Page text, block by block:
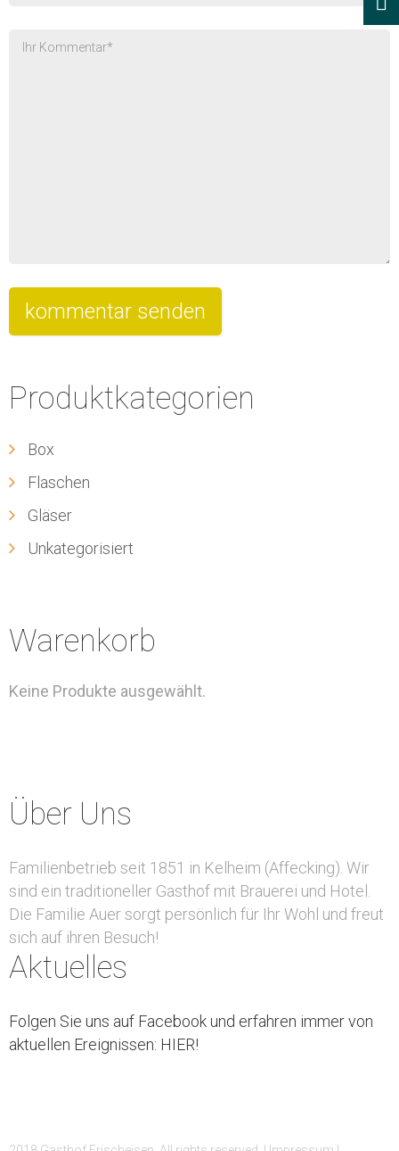
Produktkategorien
Box
Flaschen
Gläser
Unkategorisiert
Warenkorb
Keine Produkte ausgewählt.
Über Uns
Familienbetrieb seit 1851 in Kelheim (Affecking). Wir
sind ein traditioneller Gasthof mit Brauerei und Hotel.
Die Familie Auer sorgt persönlich für Ihr Wohl und freut
sich auf ihren Besuch!
Aktuelles
Folgen Sie uns auf Facebook und erfahren immer von
aktuellen Ereignissen: HIER!